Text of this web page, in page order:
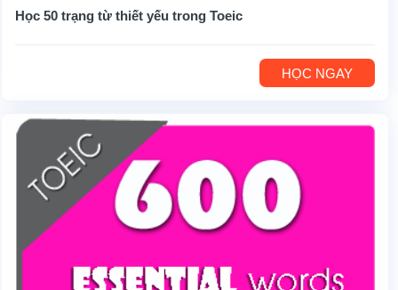
Học 50 trạng từ thiết yếu trong Toeic
HỌC NGAY